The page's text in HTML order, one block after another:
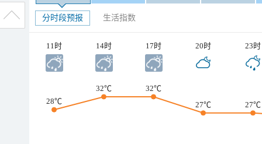
分时段预报 生活指数
11时 14时 17时 20时 23时
28℃
32℃
32℃
27℃
27℃